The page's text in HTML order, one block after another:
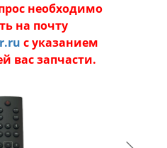
необходимо
на почту
с указанием
вас запчасти.